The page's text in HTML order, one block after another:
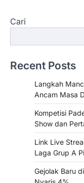
Cari
Recent Posts
Langkah
Ancam Masa
Kompetisi
Show dan
Link Live
Laga Grup A
Gejolak Baru